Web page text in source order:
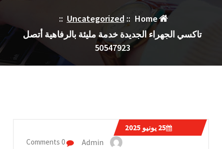
Home
::
Uncategorized
::
تاكسي الجهراء الجديدة خدمة مليئة بالرفاهية أتصل
50547923
25يونيو 2025
Admin
0 Comments